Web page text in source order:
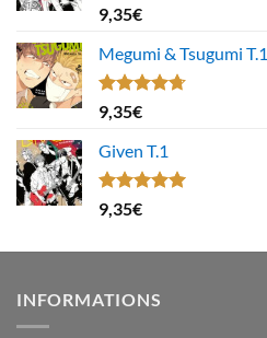
Note
4.00
5
9,35€
Megumi & Tsugumi T.1
Note4.67
sur 5
9,35€
Given T.1
Note5.00
sur 5
9,35€
INFORMATIONS